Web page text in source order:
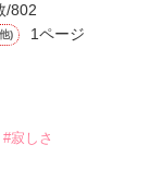
/802
) 1ページ
#寂しさ